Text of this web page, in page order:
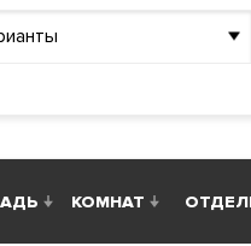
этажах есть
КОМНАТ